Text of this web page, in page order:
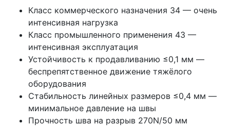
Класс коммерческого назначения 34 — очень
интенсивная нагрузка
Класс промышленного применения 43 —
интенсивная эксплуатация
Устойчивость к продавливанию ≤0,1 мм —
беспрепятственное движение тяжёлого
оборудования
Стабильность линейных размеров ≤0,4 мм —
минимальное давление на швы
Прочность шва на разрыв 270N/50 мм